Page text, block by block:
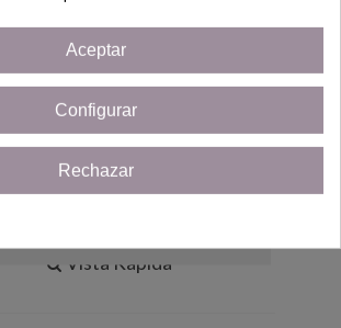
Colección digital de
papeles para
scrapbooking "Fondos
Encaje Grises" en formato
Din A-4. Imprimibles.
Vista Rápida
Solo por ser nuevo cliente!
¡Quiero mi cupón!
Cerrar
Aceptar
Configurar
Rechazar